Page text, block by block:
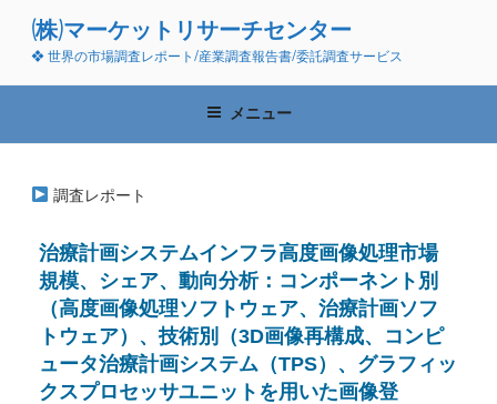
ン
(株)マーケットリサーチセンター
❖ 世界の市場調査レポート/産業調査報告書/委託調査サービス
メニュー
調査レポート
治療計画システムインフラ高度画像処理市場
規模、シェア、動向分析：コンポーネント別
（高度画像処理ソフトウェア、治療計画ソフ
トウェア）、技術別（3D画像再構成、コンピ
ュータ治療計画システム（TPS）、グラフィッ
クスプロセッサユニットを用いた画像登